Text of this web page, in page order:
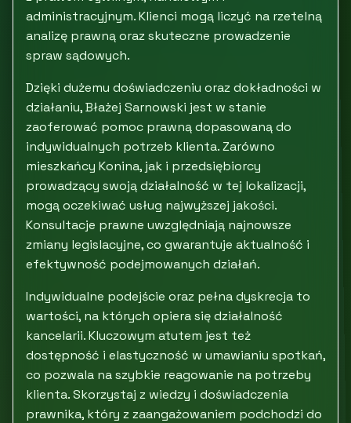
administracyjnym. Klienci mogą liczyć na rzetelną
analizę prawną oraz skuteczne prowadzenie
spraw sądowych.
Dzięki dużemu doświadczeniu oraz dokładności w
działaniu, Błażej Sarnowski jest w stanie
zaoferować pomoc prawną dopasowaną do
indywidualnych potrzeb klienta. Zarówno
mieszkańcy Konina, jak i przedsiębiorcy
prowadzący swoją działalność w tej lokalizacji,
mogą oczekiwać usług najwyższej jakości.
Konsultacje prawne uwzględniają najnowsze
zmiany legislacyjne, co gwarantuje aktualność i
efektywność podejmowanych działań.
Indywidualne podejście oraz pełna dyskrecja to
wartości, na których opiera się działalność
kancelarii. Kluczowym atutem jest też
dostępność i elastyczność w umawianiu spotkań,
co pozwala na szybkie reagowanie na potrzeby
klienta. Skorzystaj z wiedzy i doświadczenia
prawnika, który z zaangażowaniem podchodzi do